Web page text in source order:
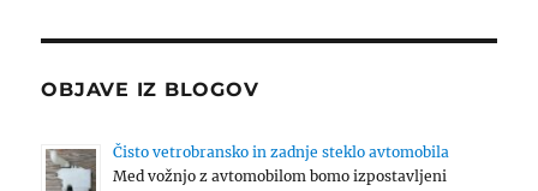
OBJAVE IZ BLOGOV
Čisto vetrobransko in zadnje steklo avtomobila
Med vožnjo z avtomobilom bomo izpostavljeni